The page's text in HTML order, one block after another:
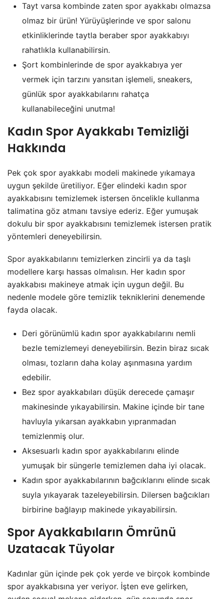
Tayt varsa kombinde zaten spor ayakkabı olmazsa
olmaz bir ürün! Yürüyüşlerinde ve spor salonu
etkinliklerinde taytla beraber spor ayakkabıyı
rahatlıkla kullanabilirsin.
Şort kombinlerinde de spor ayakkabıya yer
vermek için tarzını yansıtan işlemeli, sneakers,
günlük spor ayakkabılarını rahatça
kullanabileceğini unutma!
Kadın Spor Ayakkabı Temizliği
Hakkında
Pek çok spor ayakkabı modeli makinede yıkamaya
uygun şekilde üretiliyor. Eğer elindeki kadın spor
ayakkabısını temizlemek istersen öncelikle kullanma
talimatina göz atmanı tavsiye ederiz. Eğer yumuşak
dokulu bir spor ayakkabısını temizlemek istersen pratik
yöntemleri deneyebilirsin.
Spor ayakkabılarını temizlerken zincirli ya da taşlı
modellere karşı hassas olmalısın. Her kadın spor
ayakkabısı makineye atmak için uygun değil. Bu
nedenle modele göre temizlik tekniklerini denemende
fayda olacak.
Deri görünümlü kadın spor ayakkabılarını nemli
bezle temizlemeyi deneyebilirsin. Bezin biraz sıcak
olması, tozların daha kolay aşınmasına yardım
edebilir.
Bez spor ayakkabıları düşük derecede çamaşır
makinesinde yıkayabilirsin. Makine içinde bir tane
havluyla yıkarsan ayakkabın yıpranmadan
temizlenmiş olur.
Aksesuarlı kadın spor ayakkabılarını elinde
yumuşak bir süngerle temizlemen daha iyi olacak.
Kadın spor ayakkabılarının bağcıklarını elinde sıcak
suyla yıkayarak tazeleyebilirsin. Dilersen bağcıkları
birbirine bağlayıp makinede yıkayabilirsin.
Spor Ayakkabıların Ömrünü
Uzatacak Tüyolar
Kadınlar gün içinde pek çok yerde ve birçok kombinde
spor ayakkabısına yer veriyor. İşten eve gelirken,